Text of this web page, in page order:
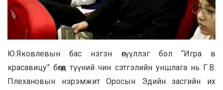
Ю.Яковлевын бас нэгэн өгүүллэг бол “Игра в
красавицу” бөгөөд түүний чин сэтгэлийн уншлага нь Г.В.
Плехановын нэрэмжит Оросын Эдийн засгийн их